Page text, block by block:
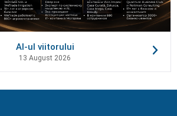
AI-ul viitorului
13 August 2026